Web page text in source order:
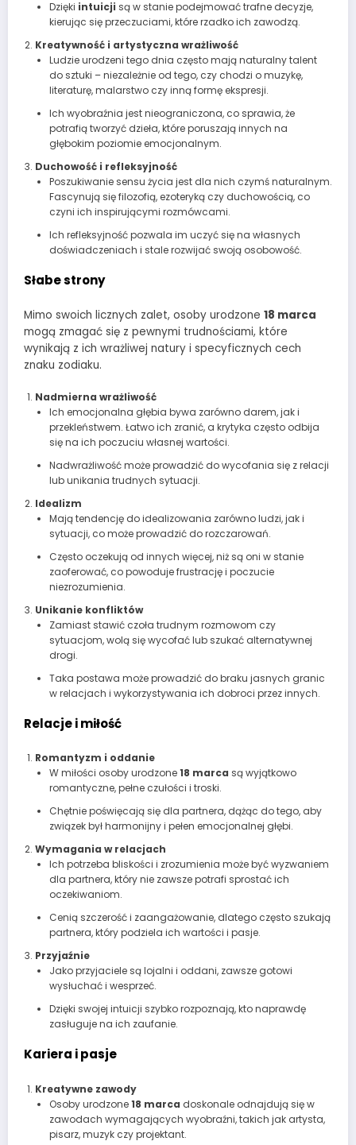
Dzięki intuicji są w stanie podejmować trafne decyzje,
kierując się przeczuciami, które rzadko ich zawodzą.
Kreatywność i artystyczna wrażliwość
Ludzie urodzeni tego dnia często mają naturalny talent
do sztuki – niezależnie od tego, czy chodzi o muzykę,
literaturę, malarstwo czy inną formę ekspresji.
Ich wyobraźnia jest nieograniczona, co sprawia, że
potrafią tworzyć dzieła, które poruszają innych na
głębokim poziomie emocjonalnym.
Duchowość i refleksyjność
Poszukiwanie sensu życia jest dla nich czymś naturalnym.
Fascynują się filozofią, ezoteryką czy duchowością, co
czyni ich inspirującymi rozmówcami.
Ich refleksyjność pozwala im uczyć się na własnych
doświadczeniach i stale rozwijać swoją osobowość.
Słabe strony
Mimo swoich licznych zalet, osoby urodzone 18 marca
mogą zmagać się z pewnymi trudnościami, które
wynikają z ich wrażliwej natury i specyficznych cech
znaku zodiaku.
Nadmierna wrażliwość
Ich emocjonalna głębia bywa zarówno darem, jak i
przekleństwem. Łatwo ich zranić, a krytyka często odbija
się na ich poczuciu własnej wartości.
Nadwrażliwość może prowadzić do wycofania się z relacji
lub unikania trudnych sytuacji.
Idealizm
Mają tendencję do idealizowania zarówno ludzi, jak i
sytuacji, co może prowadzić do rozczarowań.
Często oczekują od innych więcej, niż są oni w stanie
zaoferować, co powoduje frustrację i poczucie
niezrozumienia.
Unikanie konfliktów
Zamiast stawić czoła trudnym rozmowom czy
sytuacjom, wolą się wycofać lub szukać alternatywnej
drogi.
Taka postawa może prowadzić do braku jasnych granic
w relacjach i wykorzystywania ich dobroci przez innych.
Relacje i miłość
Romantyzm i oddanie
W miłości osoby urodzone18 marca są wyjątkowo
romantyczne, pełne czułości i troski.
Chętnie poświęcają się dla partnera, dążąc do tego, aby
związek był harmonijny i pełen emocjonalnej głębi.
Wymagania w relacjach
Ich potrzeba bliskości i zrozumienia może być wyzwaniem
dla partnera, który nie zawsze potrafi sprostać ich
oczekiwaniom.
Cenią szczerość i zaangażowanie, dlatego często szukają
partnera, który podziela ich wartości i pasje.
Przyjaźnie
Jako przyjaciele są lojalni i oddani, zawsze gotowi
wysłuchać i wesprzeć.
Dzięki swojej intuicji szybko rozpoznają, kto naprawdę
zasługuje na ich zaufanie.
Kariera i pasje
Kreatywne zawody
Osoby urodzone18 marca doskonale odnajdują się w
zawodach wymagających wyobraźni, takich jak artysta,
pisarz, muzyk czy projektant.